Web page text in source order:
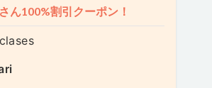
ん100%割引クーポン！